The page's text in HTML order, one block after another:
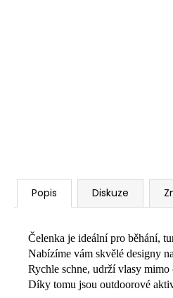
Popis Diskuze
Čelenka je ideální pro běhání,
Nabízíme vám skvělé designy
Rychle schne, udrží vlasy mimo
Díky tomu jsou outdoorové